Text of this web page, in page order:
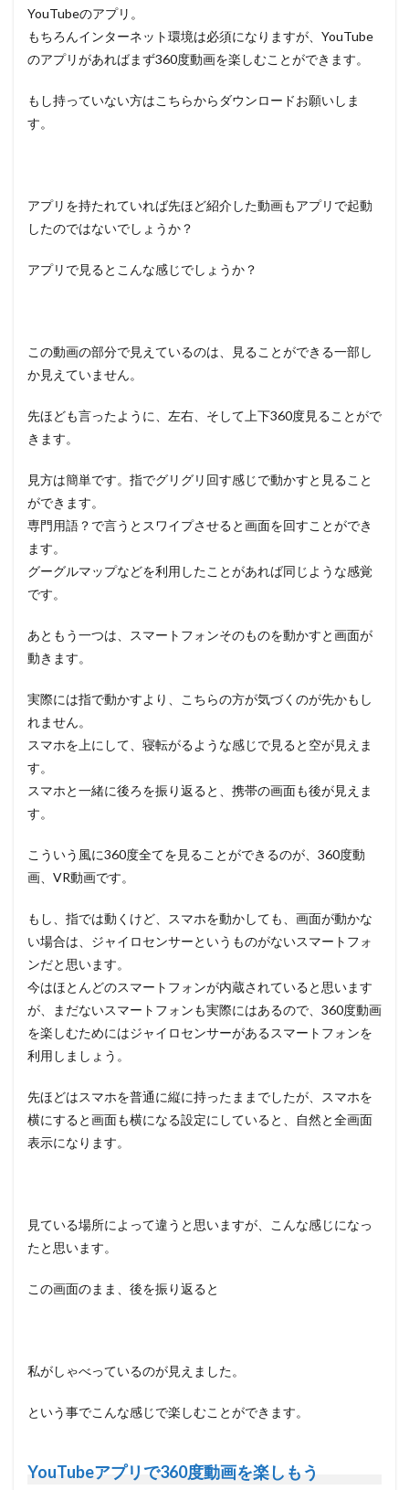
YouTubeのアプリ。
もちろんインターネット環境は必須になりますが、YouTube
のアプリがあればまず360度動画を楽しむことができます。
もし持っていない方はこちらからダウンロードお願いしま
す。
アプリを持たれていれば先ほど紹介した動画もアプリで起動
したのではないでしょうか？
アプリで見るとこんな感じでしょうか？
この動画の部分で見えているのは、見ることができる一部し
か見えていません。
先ほども言ったように、左右、そして上下360度見ることがで
きます。
見方は簡単です。指でグリグリ回す感じで動かすと見ること
ができます。
専門用語？で言うとスワイプさせると画面を回すことができ
ます。
グーグルマップなどを利用したことがあれば同じような感覚
です。
あともう一つは、スマートフォンそのものを動かすと画面が
動きます。
実際には指で動かすより、こちらの方が気づくのが先かもし
れません。
スマホを上にして、寝転がるような感じで見ると空が見えま
す。
スマホと一緒に後ろを振り返ると、携帯の画面も後が見えま
す。
こういう風に360度全てを見ることができるのが、360度動
画、VR動画です。
もし、指では動くけど、スマホを動かしても、画面が動かな
い場合は、ジャイロセンサーというものがないスマートフォ
ンだと思います。
今はほとんどのスマートフォンが内蔵されていると思います
が、まだないスマートフォンも実際にはあるので、360度動画
を楽しむためにはジャイロセンサーがあるスマートフォンを
利用しましょう。
先ほどはスマホを普通に縦に持ったままでしたが、スマホを
横にすると画面も横になる設定にしていると、自然と全画面
表示になります。
見ている場所によって違うと思いますが、こんな感じになっ
たと思います。
この画面のまま、後を振り返ると
私がしゃべっているのが見えました。
という事でこんな感じで楽しむことができます。
YouTubeアプリで360度動画を楽しもう